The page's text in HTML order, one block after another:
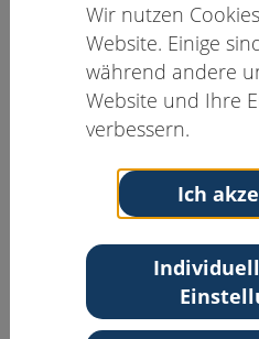
Wir nutzen
Website. Einige
während andere
Website und Ihre
verbessern.
Ich
Astrid C. Henke,
Schmerzpsychotherapeut:in
Anschrift
Astrid C. Henke
Regentenstraße 106
Nordrhein-Westfalen
Zurück zur Übersicht